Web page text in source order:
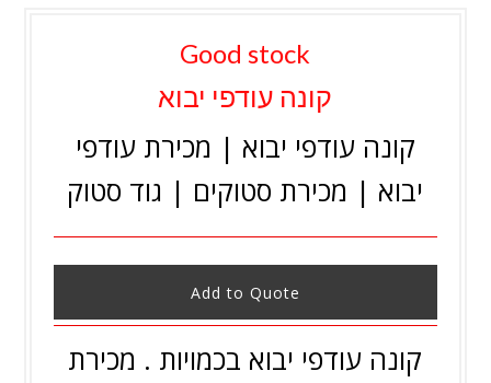
Good stock
קונה עודפי יבוא
קונה עודפי יבוא | מכירת עודפי
יבוא | מכירת סטוקים | גוד סטוק
Add to Quote
קונה עודפי יבוא בכמויות . מכירת